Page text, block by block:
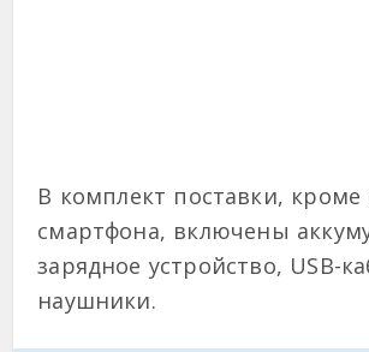
В комплект поставки, кроме
смартфона, включены
зарядное устройство, USB-
наушники.